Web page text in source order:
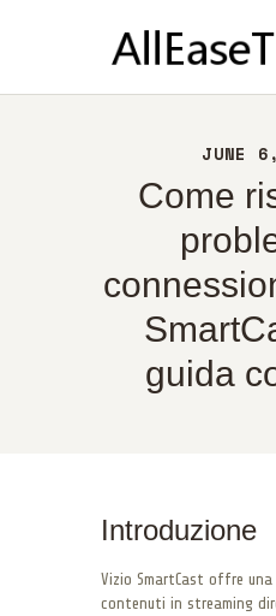
JUNE
Come
guida
INFORMAZIONI
CONTATTI
POLITICA
ITALIANO
Introduzione
Vizio SmartCast offre
contenuti in streaming